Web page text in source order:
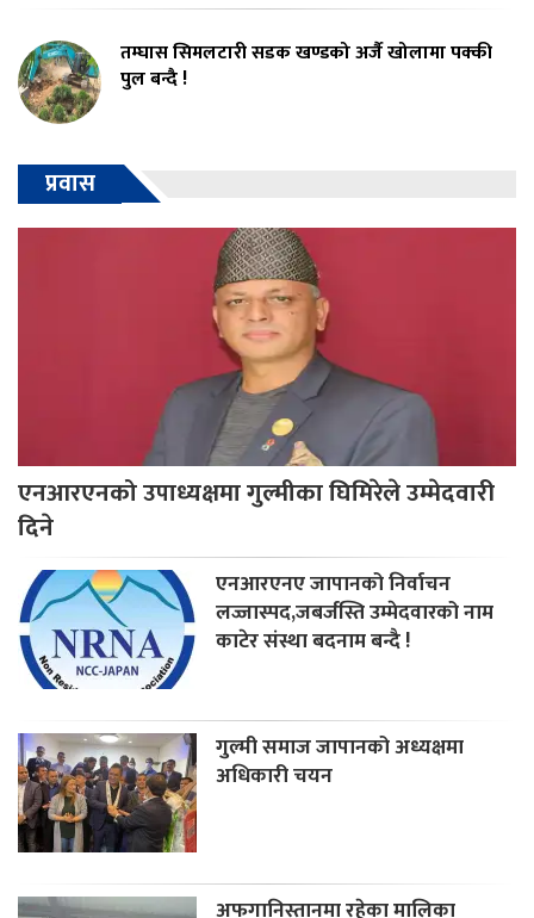
तम्घास सिमलटारी सडक खण्डको अर्जै खोलामा पक्की
पुल बन्दै !
प्रवास
एनआरएनको उपाध्यक्षमा गुल्मीका घिमिरेले उम्मेदवारी
दिने
एनआरएनए जापानको निर्वाचन
लज्जास्पद,जबर्जस्ति उम्मेदवारको नाम
काटेर संस्था बदनाम बन्दै !
गुल्मी समाज जापानको अध्यक्षमा
अधिकारी चयन
अफगानिस्तानमा रहेका मालिका